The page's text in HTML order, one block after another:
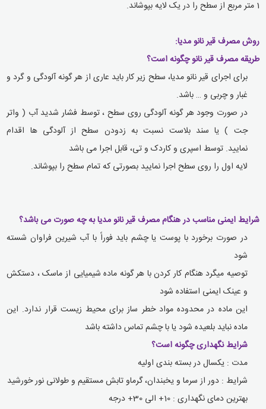
1 متر مربع از سطح را در یک لایه بپوشاند
.
روش مصرف قیر نانو مدیا:
طریقه مصرف قیر نانو چگونه است؟
برای اجرای قیر نانو مدیا، سطح زیر کار باید عاری از هر گونه آلودگی و گرد و
غبار و چربی و … باشد.
در صورت وجود هر گونه آلودگی روی سطح ، توسط فشار شدید آب ( واتر
جت ) یا سند بلاست نسبت به زدودن سطح از آلودگی ها اقدام
نمایید. توسط اسپری و کاردک و تی، قابل اجرا می باشد
لایه اول را روی سطح اجرا نمایید بصورتی که تمام سطح را بپوشاند.
شرایط ایمنی مناسب در هنگام مصرف قیر نانو مدیا به چه صورت می باشد؟
در صورت برخورد با پوست یا چشم باید فوراً با آب شیرین فراوان شسته
شود
توصیه میگرد هنگام کار کردن با هر گونه ماده شیمیایی از ماسک ، دستکش
و عینک ایمنی استفاده شود
این ماده در محدوده مواد خطر ساز برای محیط زیست قرار ندارد. این
ماده نباید بلعیده شود یا با چشم تماس داشته باشد
شرایط نگهداری چگونه است؟
مدت : یکسال در بسته بندی اولیه
شرایط : دور از سرما و یخبندان، گرماو تابش مستقیم و طولانی نور خورشید
بهترین دمای نگهداری : 10+ الی 30+ درجه